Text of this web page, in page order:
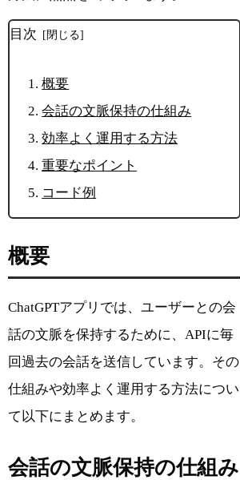
目次
概要
会話の文脈保持の仕組み
効率よく運用する方法
重要なポイント
コード例
概要
ChatGPTアプリでは、ユーザーとの会
話の文脈を保持するために、APIに毎
回過去の会話を送信しています。その
仕組みや効率よく運用する方法につい
て以下にまとめます。
会話の文脈保持の仕組み